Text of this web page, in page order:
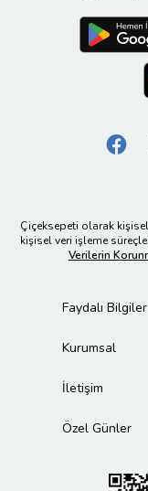
Çiçeksepeti olarak
kişisel veri işleme
Verilerin
Faydalı Bilgiler
Kurumsal
İletişim
Özel Günler